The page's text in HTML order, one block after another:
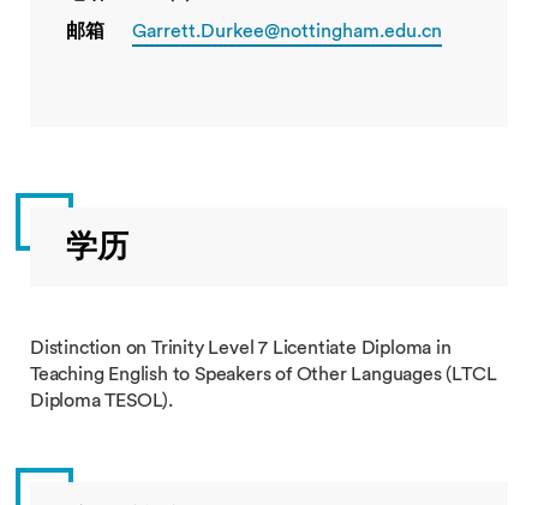
邮箱
Garrett.Durkee@nottingham.edu.cn
学历
Distinction on Trinity Level 7 Licentiate Diploma in
Teaching English to Speakers of Other Languages (LTCL
Diploma TESOL).